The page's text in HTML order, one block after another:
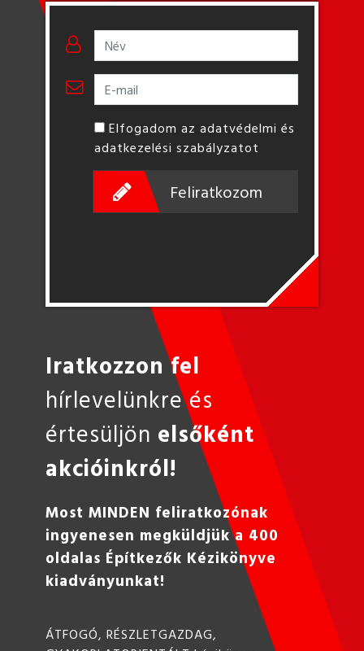
Elfogadom az adatvédelmi és
adatkezelési szabályzatot
Feliratkozom
Iratkozzon fel
hírlevelünkre és
értesüljön elsőként
akcióinkról!
Most MINDEN feliratkozónak
ingyenesen megküldjük a 400
oldalas Építkezők Kézikönyve
kiadványunkat!
ÁTFOGÓ, RÉSZLETGAZDAG,